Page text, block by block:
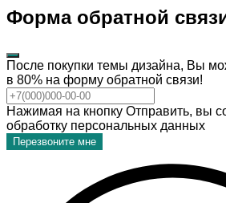
Форма обратной
После покупки темы дизайна, Вы
в 80% на форму обратной связи!
Нажимая на кнопку Отправить, вы
обработку персональных данных
Перезвоните мне